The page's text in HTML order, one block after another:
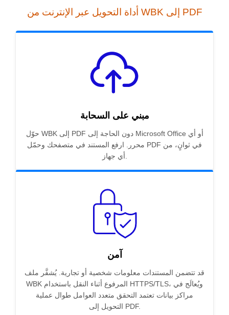
أداة التحويل عبر الإنترنت من WBK إلى PDF
مبني على السحابة
حوّل WBK إلى PDF دون الحاجة إلى Microsoft Office أو أي
محرر. ارفع المستند في متصفحك وحمّل PDF في ثوانٍ، من
أي جهاز.
آمن
قد تتضمن المستندات معلومات شخصية أو تجارية. يُشفَّر ملف
WBK المرفوع أثناء النقل باستخدام HTTPS/TLS، ويُعالَج في
مراكز بيانات تعتمد التحقق متعدد العوامل طوال عملية
التحويل إلى PDF.